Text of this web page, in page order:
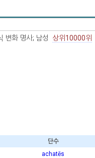
변화 명사; 남성 상위10000위
단수
achatēs